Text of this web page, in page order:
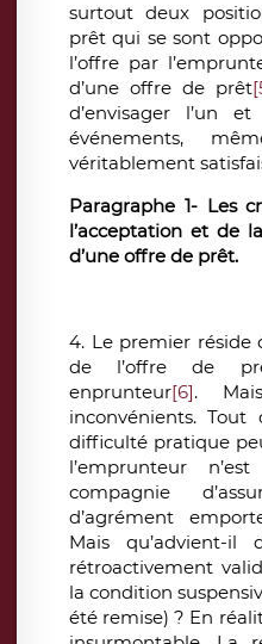
surtout deux
prêt qui se sont
l’offre par
d’une offre de prêt
d’envisager l’un
événements,
véritablement
Paragraphe 1- Les
l’acceptation et de
d’une offre de prêt.
4. Le premier réside
de l’offre de
enprunteur[6].
inconvénients. Tout
difficulté pratique
l’emprunteur
compagnie
d’agrément
Mais qu’advient-
rétroactivement
la condition
été remise) ? En